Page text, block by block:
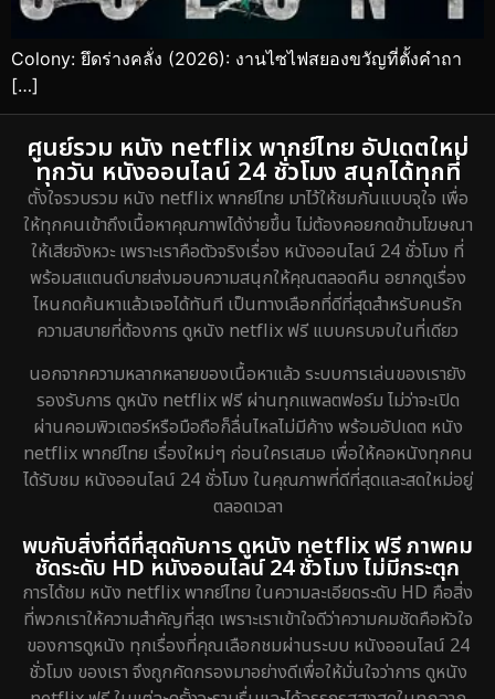
Colony: ยึดร่างคลั่ง (2026): งานไซไฟสยองขวัญที่ตั้งคำถา
[…]
ศูนย์รวม หนัง netflix พากย์ไทย อัปเดตใหม่
ทุกวัน หนังออนไลน์ 24 ชั่วโมง สนุกได้ทุกที่
ตั้งใจรวบรวม หนัง netflix พากย์ไทย มาไว้ให้ชมกันแบบจุใจ เพื่อ
ให้ทุกคนเข้าถึงเนื้อหาคุณภาพได้ง่ายขึ้น ไม่ต้องคอยกดข้ามโฆษณา
ให้เสียจังหวะ เพราะเราคือตัวจริงเรื่อง หนังออนไลน์ 24 ชั่วโมง ที่
พร้อมสแตนด์บายส่งมอบความสนุกให้คุณตลอดคืน อยากดูเรื่อง
ไหนกดค้นหาแล้วเจอได้ทันที เป็นทางเลือกที่ดีที่สุดสำหรับคนรัก
ความสบายที่ต้องการ ดูหนัง netflix ฟรี แบบครบจบในที่เดียว
นอกจากความหลากหลายของเนื้อหาแล้ว ระบบการเล่นของเรายัง
รองรับการ ดูหนัง netflix ฟรี ผ่านทุกแพลตฟอร์ม ไม่ว่าจะเปิด
ผ่านคอมพิวเตอร์หรือมือถือก็ลื่นไหลไม่มีค้าง พร้อมอัปเดต หนัง
netflix พากย์ไทย เรื่องใหม่ๆ ก่อนใครเสมอ เพื่อให้คอหนังทุกคน
ได้รับชม หนังออนไลน์ 24 ชั่วโมง ในคุณภาพที่ดีที่สุดและสดใหม่อยู่
ตลอดเวลา
พบกับสิ่งที่ดีที่สุดกับการ ดูหนัง netflix ฟรี ภาพคม
ชัดระดับ HD หนังออนไลน์ 24 ชั่วโมง ไม่มีกระตุก
การได้ชม หนัง netflix พากย์ไทย ในความละเอียดระดับ HD คือสิ่ง
ที่พวกเราให้ความสำคัญที่สุด เพราะเราเข้าใจดีว่าความคมชัดคือหัวใจ
ของการดูหนัง ทุกเรื่องที่คุณเลือกชมผ่านระบบ หนังออนไลน์ 24
ชั่วโมง ของเรา จึงถูกคัดกรองมาอย่างดีเพื่อให้มั่นใจว่าการ ดูหนัง